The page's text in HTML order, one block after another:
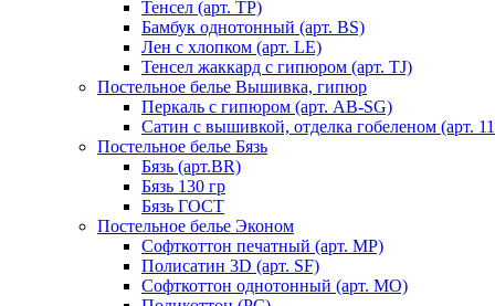
Тенсел (арт. ТР)
Бамбук однотонный (арт. BS)
Лен с хлопком (арт. LE)
Тенсел жаккард с гипюром (арт. TJ)
Постельное белье Вышивка, гипюр
Перкаль с гипюром (арт. AB-SG)
Сатин с вышивкой, отделка гобеленом (арт.
Постельное белье Бязь
Бязь (арт.BR)
Бязь 130 гр
Бязь ГОСТ
Постельное белье Эконом
Софткоттон печатный (арт. MР)
Полисатин 3D (арт. SF)
Софткоттон однотонный (арт. MO)